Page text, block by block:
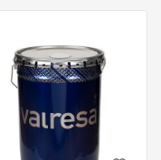
posible.
en la instalación real para